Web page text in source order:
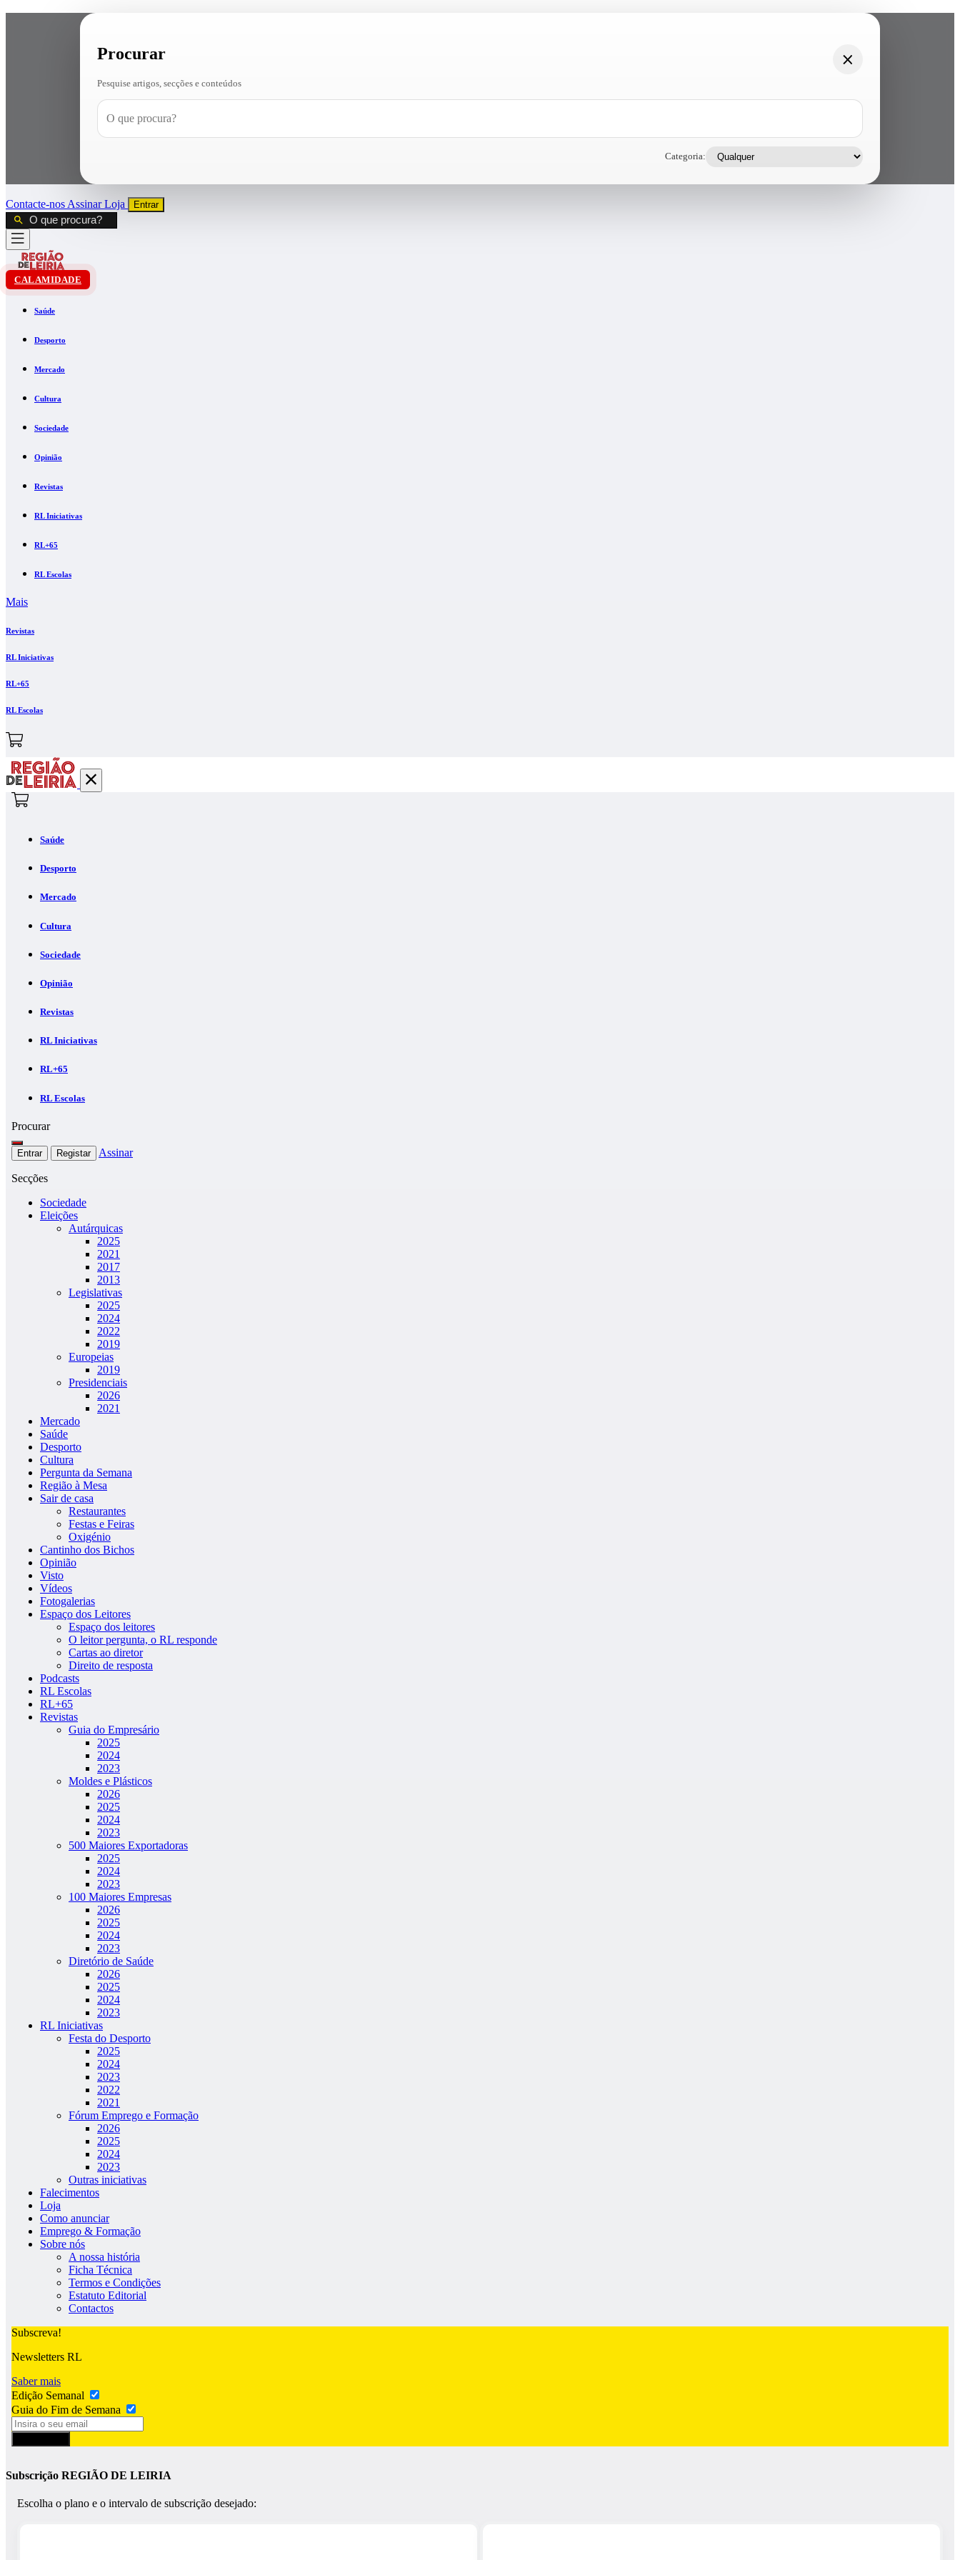
Procurar
Pesquise artigos, secções e conteúdos
Categoria:
Contacte-nos AssinarLoja Entrar
CALAMIDADE
Saúde
Desporto
Mercado
Cultura
Sociedade
Opinião
Revistas
RL Iniciativas
RL+65
RL Escolas
Mais
Revistas
RL Iniciativas
RL+65
RL Escolas
Saúde
Desporto
Mercado
Cultura
Sociedade
Opinião
Revistas
RL Iniciativas
RL+65
RL Escolas
Procurar
Entrar Registar Assinar
Secções
Sociedade
Eleições
Autárquicas
2025
2021
2017
2013
Legislativas
2025
2024
2022
2019
Europeias
2019
Presidenciais
2026
2021
Mercado
Saúde
Desporto
Cultura
Pergunta da Semana
Região à Mesa
Sair de casa
Restaurantes
Festas e Feiras
Oxigénio
Cantinho dos Bichos
Opinião
Visto
Vídeos
Fotogalerias
Espaço dos Leitores
Espaço dos leitores
O leitor pergunta, o RL responde
Cartas ao diretor
Direito de resposta
Podcasts
RL Escolas
RL+65
Revistas
Guia do Empresário
2025
2024
2023
Moldes e Plásticos
2026
2025
2024
2023
500 Maiores Exportadoras
2025
2024
2023
100 Maiores Empresas
2026
2025
2024
2023
Diretório de Saúde
2026
2025
2024
2023
RL Iniciativas
Festa do Desporto
2025
2024
2023
2022
2021
Fórum Emprego e Formação
2026
2025
2024
2023
Outras iniciativas
Falecimentos
Loja
Como anunciar
Emprego & Formação
Sobre nós
A nossa história
Ficha Técnica
Termos e Condições
Estatuto Editorial
Contactos
Subscreva!
Newsletters RL
Saber mais
Edição Semanal
Guia do Fim de Semana
Subscrição REGIÃO DE LEIRIA
Escolha o plano e o intervalo de subscrição desejado: